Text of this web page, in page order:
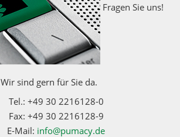
Fragen Sie uns!
Wir sind gern für Sie da.
Tel.: +49 30 2216128-0
Fax: +49 30 2216128-9
E-Mail: info@pumacy.de